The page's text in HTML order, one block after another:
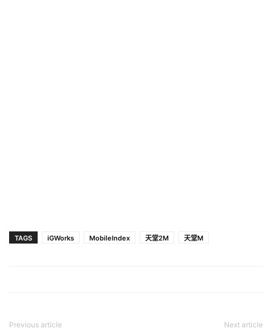
TAGS iGWorks MobileIndex 天堂2M 天堂M
Previous article Next article